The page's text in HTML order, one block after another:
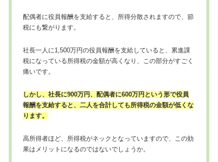
配偶者に役員報酬を支給すると、所得分散されますので、節
税にも繋がります。
社長一人に1,500万円の役員報酬を支給していると、累進課
税になっている所得税の金額が高くなり、この部分がすごく
痛いです。
しかし、社長に900万円、配偶者に600万円という形で役員
報酬を支給すると、二人を合計しても所得税の金額が低くな
ります。
高所得者ほど、所得税がネックとなっていますので、この効
果はメリットになるのではないでしょうか。